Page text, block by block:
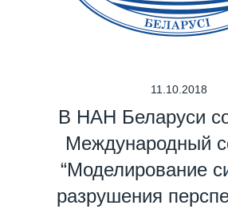
11.10.2018
В НАН Беларуси
Международный
“Моделирование
разрушения